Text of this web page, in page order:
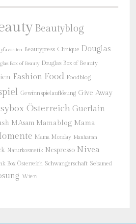
Beautyblog
Beautypress Clinique Douglas
Box of Beauty Douglas Box of Beauty
Fashion Food Foodblog
Gewinnspielauflösung Give Away
Österreich Guerlain
M.Asam Mamablog Mama
Mama Monday Manhattan
Naturkosmetik Nespresso Nivea
Box Österreich Schwangerschaft Sebamed
Wien